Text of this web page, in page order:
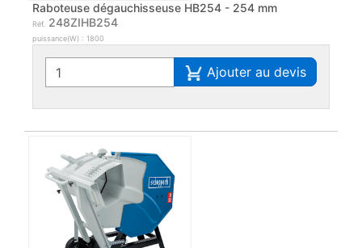
Raboteuse dégauchisseuse HB254 - 254 mm
Réf. 248ZIHB254
puissance(W) : 1800
Ajouter au devis